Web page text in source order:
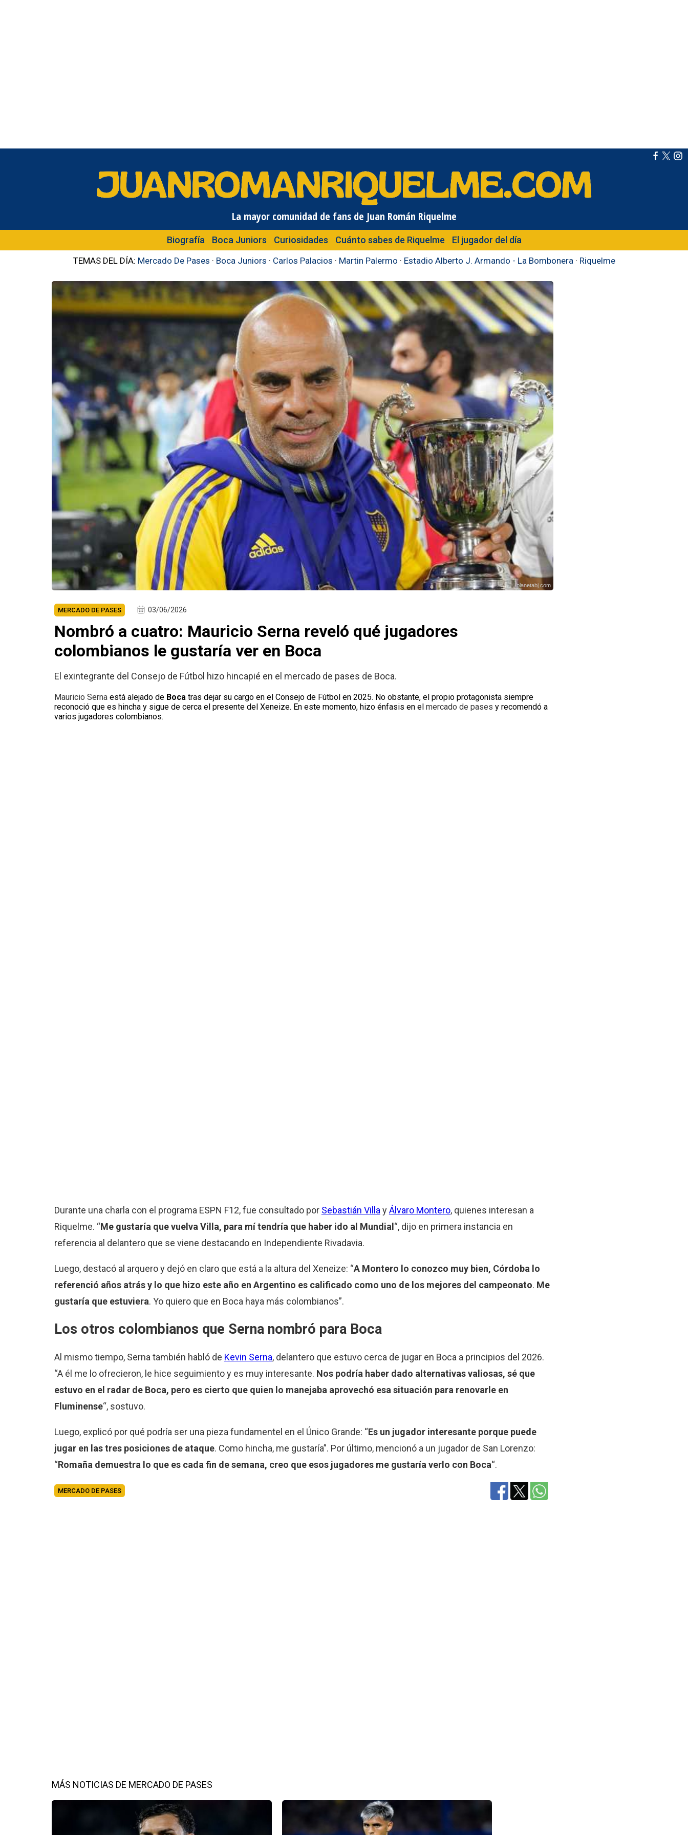
La mayor comunidad de fans de Juan Román Riquelme
Biografía Boca Juniors Curiosidades Cuánto sabes de Riquelme El jugador del día
TEMAS DEL DÍA: Mercado De Pases · Boca Juniors · Carlos Palacios · Martin Palermo · Estadio Alberto J. Armando - La Bombonera · Riquelme
planetabj.com
MERCADO DE PASES 03/06/2026
Nombró a cuatro: Mauricio Serna reveló qué jugadores
colombianos le gustaría ver en Boca
El exintegrante del Consejo de Fútbol hizo hincapié en el mercado de pases de Boca.
Mauricio Sernaestá alejado deBoca tras dejar su cargo en el Consejo de Fútbol en 2025. No obstante, el propio protagonista siempre
reconoció que es hincha y sigue de cerca el presente del Xeneize. En este momento, hizo énfasis en el mercado de pases y recomendó a
varios jugadores colombianos.
Durante una charla con el programa ESPN F12, fue consultado por Sebastián Villa yÁlvaro Montero, quienes interesan a
Riquelme. “Me gustaría que vuelva Villa, para mí tendría que haber ido al Mundial“, dijo en primera instancia en
referencia al delantero que se viene destacando en Independiente Rivadavia.
Luego, destacó al arquero y dejó en claro que está a la altura del Xeneize: “A Montero lo conozco muy bien, Córdoba lo
referenció años atrás y lo que hizo este año en Argentino es calificado como uno de los mejores del campeonato. Me
gustaría que estuviera. Yo quiero que en Boca haya más colombianos”.
Los otros colombianos que Serna nombró para Boca
Al mismo tiempo, Serna también habló de Kevin Serna, delantero que estuvo cerca de jugar en Boca a principios del 2026.
“A él me lo ofrecieron, le hice seguimiento y es muy interesante. Nos podría haber dado alternativas valiosas, sé que
estuvo en el radar de Boca, pero es cierto que quien lo manejaba aprovechó esa situación para renovarle en
Fluminense“, sostuvo.
Luego, explicó por qué podría ser una pieza fundamentel en el Único Grande: “Es un jugador interesante porque puede
jugar en las tres posiciones de ataque. Como hincha, me gustaría”. Por último, mencionó a un jugador de San Lorenzo:
“Romaña demuestra lo que es cada fin de semana, creo que esos jugadores me gustaría verlo con Boca“.
MERCADO DE PASES
MÁS NOTICIAS DE MERCADO DE PASES